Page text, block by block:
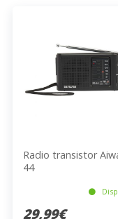
Radio transistor
44
29,99€